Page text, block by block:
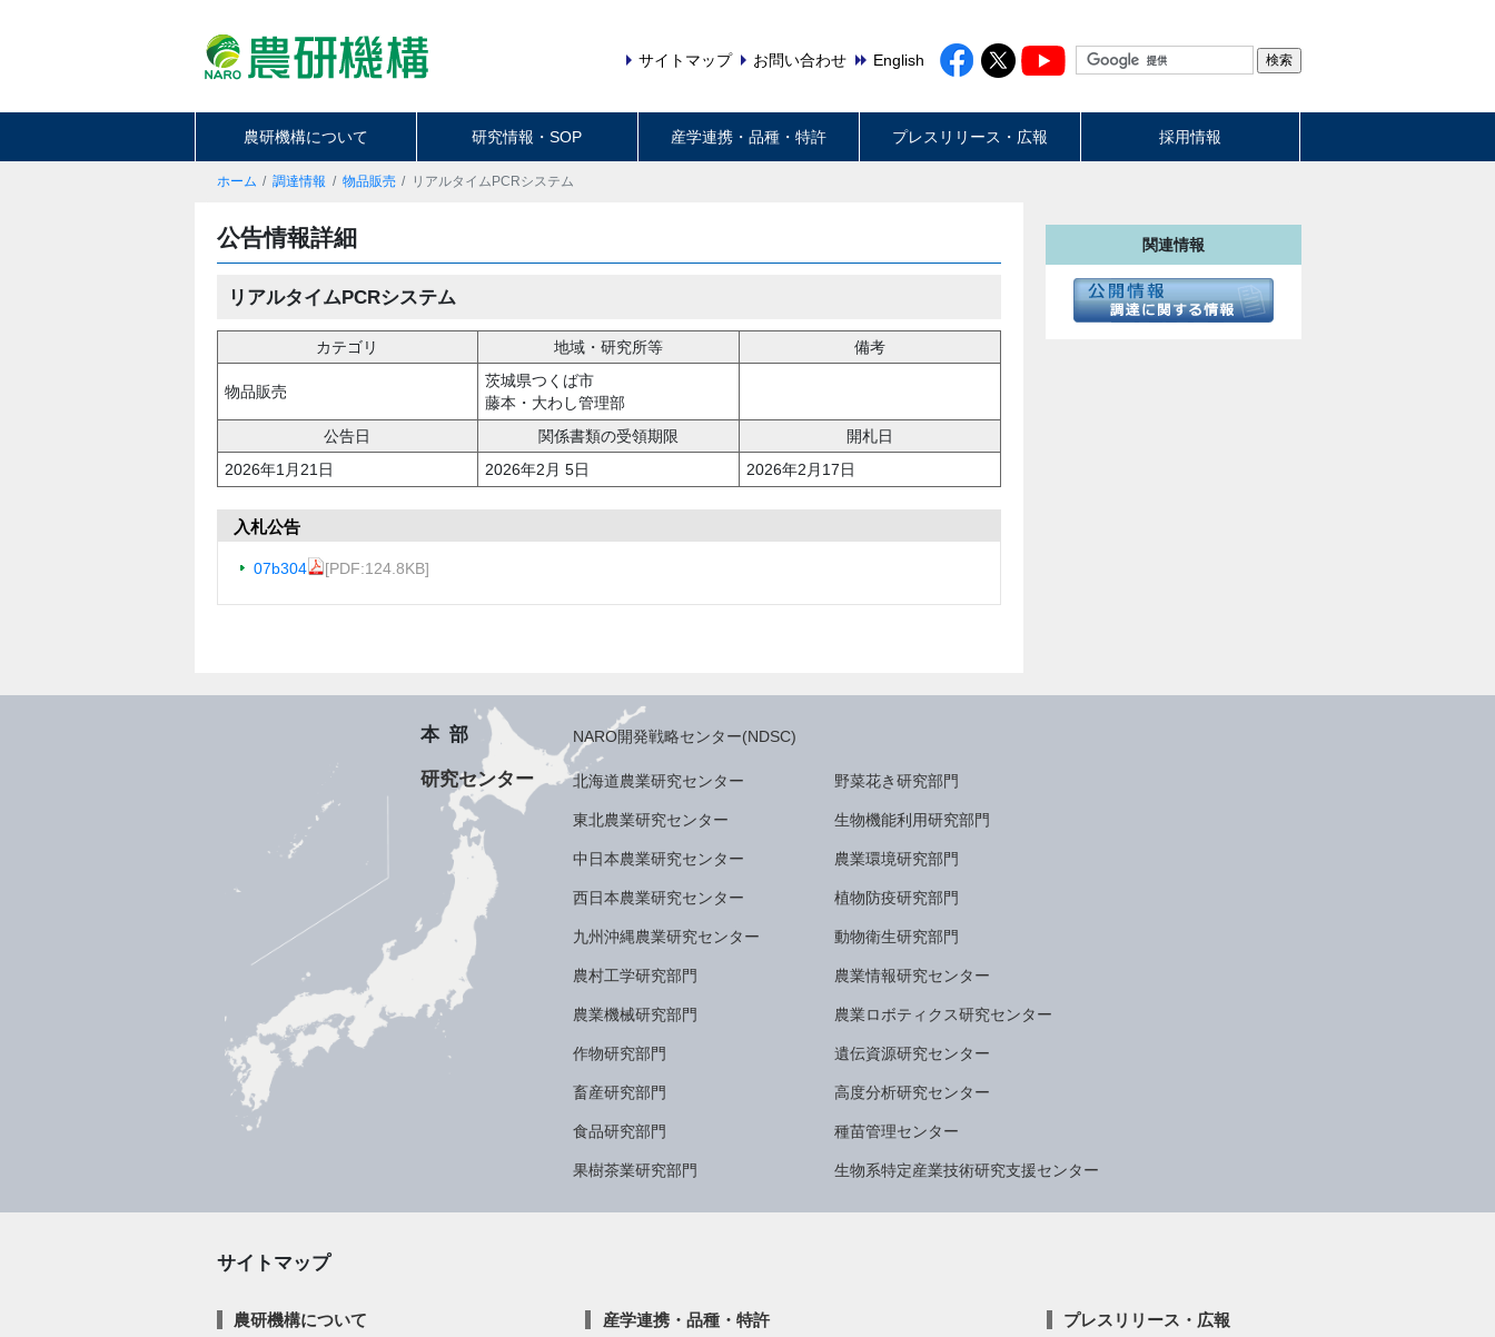
サイトマップ お問い合わせ English
農研機構について 研究情報・SOP 産学連携・品種・特許 プレスリリース・広報 採用情報
ホーム 調達情報 物品販売 リアルタイムPCRシステム
公告情報詳細
リアルタイムPCRシステム
カテゴリ 地域・研究所等 備考
物品販売
茨城県つくば市
藤本・大わし管理部
公告日
関係書類の受領期限
開札日
2026年1月21日
2026年2月 5日 2026年2月17日
入札公告
07b304 [PDF:124.8KB]
関連情報
本部 NARO開発戦略センター(NDSC)
研究センター 北海道農業研究センター
東北農業研究センター
中日本農業研究センター
西日本農業研究センター
九州沖縄農業研究センター
農村工学研究部門
農業機械研究部門
作物研究部門
畜産研究部門
食品研究部門
果樹茶業研究部門
野菜花き研究部門
生物機能利用研究部門
農業環境研究部門
植物防疫研究部門
動物衛生研究部門
農業情報研究センター
農業ロボティクス研究センター
遺伝資源研究センター
高度分析研究センター
種苗管理センター
生物系特定産業技術研究支援センター
サイトマップ
農研機構について 産学連携・品種・特許 プレスリリース・広報